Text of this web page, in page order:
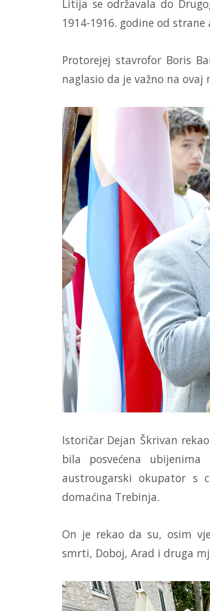
Litija se održavala do
1914-1916. godine od
Protorejej stavrofor Boris
naglasio da je važno na ovaj
Istoričar Dejan Škrivan
bila posvećena
austrougarski okupator s
domaćina Trebinja.
On je rekao da su, osim
smrti, Doboj, Arad i druga